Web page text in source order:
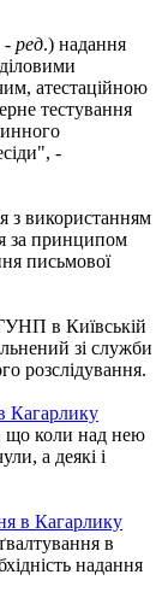
- ред.) надання
атестаційною
тестування
-
з використанням
за принципом
письмової
в Київській
зі служби
розслідування.
Кагарлику
що коли над нею
а деякі і
в Кагарлику
в
надання